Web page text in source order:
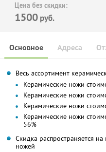
Цена без скидки:
1500 руб.
Основное Адреса
Весь ассортимент
Керамические ножи
Керамические ножи
Керамические ножи
Керамические ножи
56%
Скидка распространяется
ножей